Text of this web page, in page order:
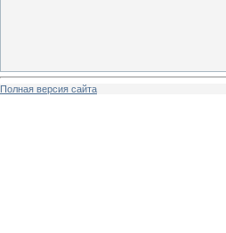
Полная версия сайта